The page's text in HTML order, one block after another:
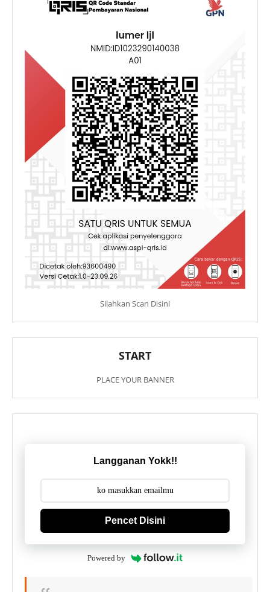
Silahkan Scan Disini
START
PLACE YOUR BANNER
Langganan Yokk!!
Pencet Disini
Powered by